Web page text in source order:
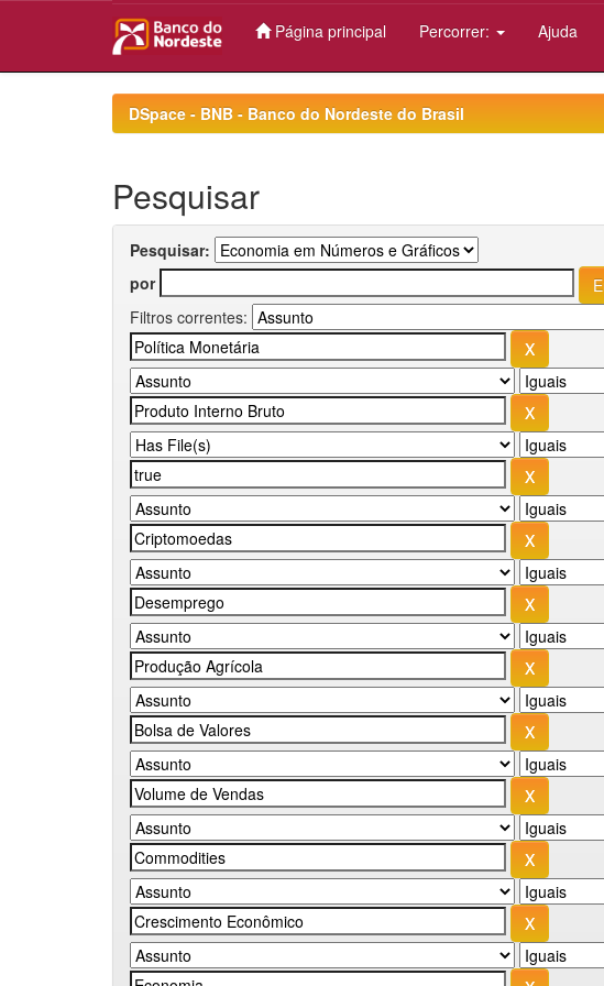
Página principal Percorrer: Ajuda
DSpace - BNB - Banco do Nordeste do Brasil
Pesquisar
Pesquisar:
por
Filtros correntes: